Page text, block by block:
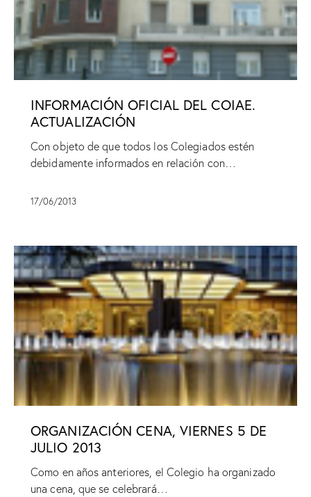
INFORMACIÓN OFICIAL DEL COIAE.
ACTUALIZACIÓN
Con objeto de que todos los Colegiados estén
debidamente informados en relación con…
17/06/2013
ORGANIZACIÓN CENA, VIERNES 5 DE
JULIO 2013
Como en años anteriores, el Colegio ha organizado
una cena, que se celebrará…